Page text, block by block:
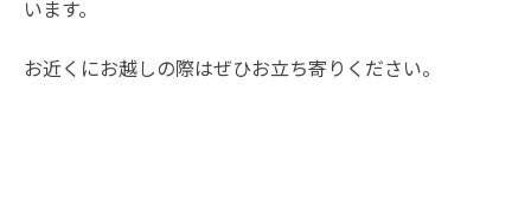
います。
お近くにお越しの際はぜひお立ち寄りください。